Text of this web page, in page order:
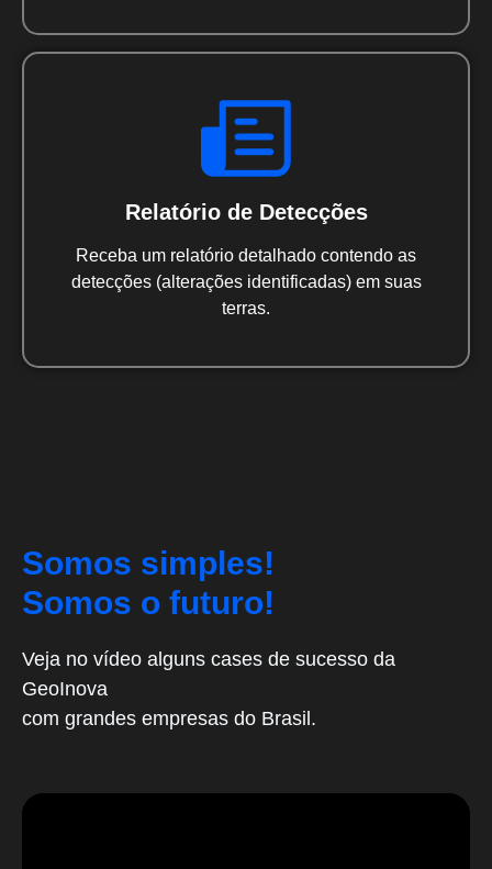
Relatório de Detecções
Receba um relatório detalhado contendo as
detecções (alterações identificadas) em suas
terras.
Somos simples!
Somos o futuro!
Veja no vídeo alguns cases de sucesso da
GeoInova
com grandes empresas do Brasil.